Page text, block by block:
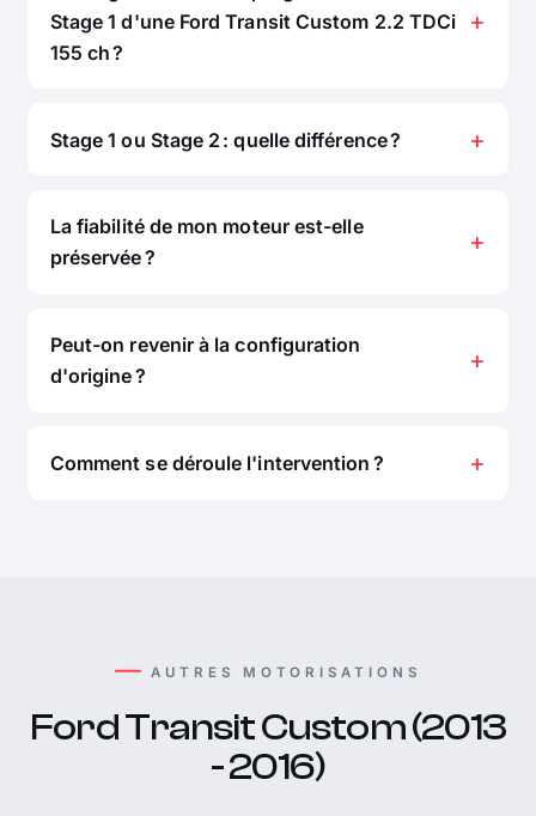
Stage 1 d'une Ford Transit Custom 2.2 TDCi
155 ch ?
Stage 1 ou Stage 2 : quelle différence ?
La fiabilité de mon moteur est-elle
préservée ?
Peut-on revenir à la configuration
d'origine ?
Comment se déroule l'intervention ?
AUTRES MOTORISATIONS
Ford Transit Custom (2013
- 2016)